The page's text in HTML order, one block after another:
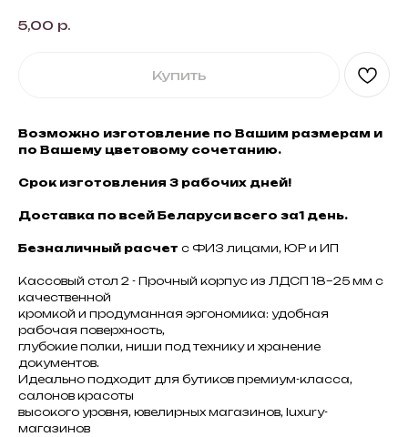
5,00 р.
Купить
Возможно изготовление по Вашим размерам и
по Вашему цветовому сочетанию.
Срок изготовления 3 рабочих дней!
Доставка по всей Беларуси всего за1 день.
Безналичный расчет с ФИЗ лицами, ЮР и ИП
Кассовый стол 2 - Прочный корпус из ЛДСП 18–25 мм с
качественной
кромкой и продуманная эргономика: удобная
рабочая поверхность,
глубокие полки, ниши под технику и хранение
документов.
Идеально подходит для бутиков премиум-класса,
салонов красоты
высокого уровня, ювелирных магазинов, luxury-
магазинов